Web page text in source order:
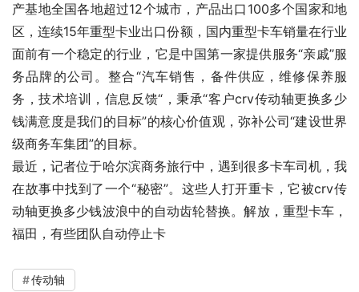
产基地全国各地超过12个城市，产品出口100多个国家和地
区，连续15年重型卡业出口份额，国内重型卡车销量在行业
面前有一个稳定的行业，它是中国第一家提供服务“亲戚”服
务品牌的公司。整合“汽车销售，备件供应，维修保养服
务，技术培训，信息反馈“，秉承“客户crv传动轴更换多少
钱满意度是我们的目标”的核心价值观，弥补公司“建设世界
级商务车集团”的目标。
最近，记者位于哈尔滨商务旅行中，遇到很多卡车司机，我
在故事中找到了一个“秘密”。这些人打开重卡，它被crv传
动轴更换多少钱波浪中的自动齿轮替换。解放，重型卡车，
福田，有些团队自动停止卡
传动轴